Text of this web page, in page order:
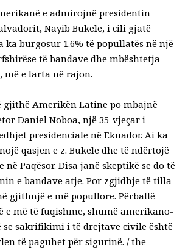
e admirojnë presidentin
Nayib Bukele, i cili gjatë
ka burgosur 1.6% të popullatës në një
të bandave dhe mbështetja
më e larta në rajon.
gjithë Amerikën Latine po mbajnë
Daniel Noboa, një 35-vjeçar i
presidenciale në Ekuador. Ai ka
qasjen e z. Bukele dhe të ndërtojë
Paqësor. Disa janë skeptikë se do të
e bandave atje. Por zgjidhje të tilla
gjithnjë e më popullore. Përballë
e më të fuqishme, shumë amerikano-
sakrifikimi i të drejtave civile është
të paguhet për sigurinë. / the